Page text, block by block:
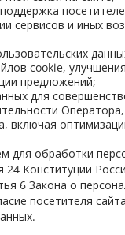
сервисов и иных
cookie,
предложений;
для
включая
для обработки
24 Конституции
6 Закона о
посетителя